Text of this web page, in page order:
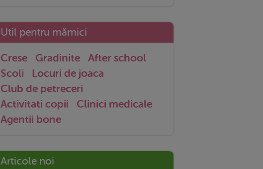
Util pentru mămici
Crese Gradinite
After school
Scoli
Locuri de joaca
Club de petreceri
Activitati copii
Clinici medicale
Agentii bone
Articole noi